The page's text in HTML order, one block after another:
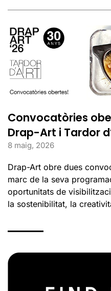
Convocatòries
Drap-Art i Tardor
8 maig, 2026
Drap-Art obre dues
marc de la seva
oportunitats de
la sostenibilitat, la